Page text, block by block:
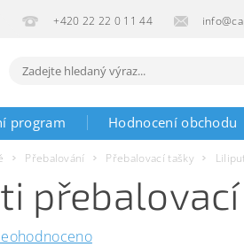
+420 22 22 0 11 44
program Hodnocení obchodu
Přebalování Přebalovací tašky